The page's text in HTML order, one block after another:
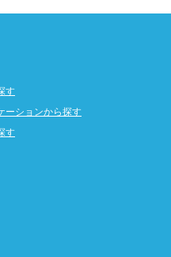
す
ーションから探す
す